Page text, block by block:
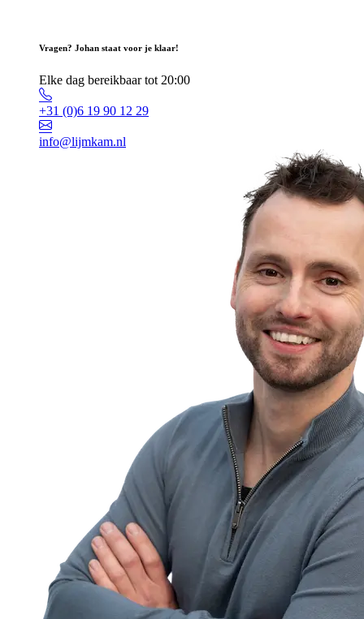
Vragen? Johan staat voor je klaar!
Elke dag bereikbaar tot 20:00
+31 (0)6 19 90 12 29
info@lijmkam.nl